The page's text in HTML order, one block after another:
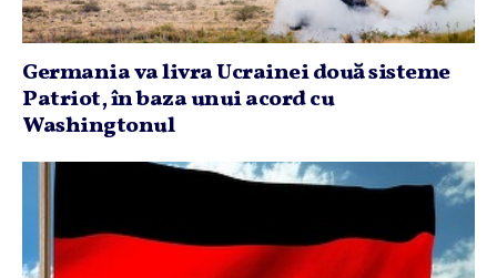
Germania va livra Ucrainei două sisteme
Patriot, în baza unui acord cu
Washingtonul